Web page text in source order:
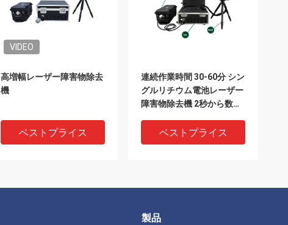
VIDEO
高増幅レーザー障害物除去
機
ベストプライス
連続作業時間 30-60分 シン
グルリチウム電池レーザー
障害物除去機 2秒から数分
ベストプライス
製品